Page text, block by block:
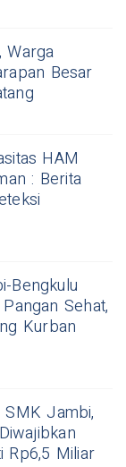
Warga
Besar
HAM
: Berita
Bengkulu
Sehat,
Kurban
Jambi,
Rp6,5 Miliar